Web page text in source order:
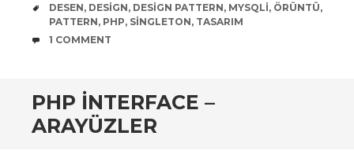
TAGS
DESEN, DESIGN, DESIGN PATTERN, MYSQLI, ÖRÜNTÜ,
PATTERN, PHP, SINGLETON, TASARIM
COMMENTS
1 COMMENT
PHP INTERFACE –
ARAYÜZLER